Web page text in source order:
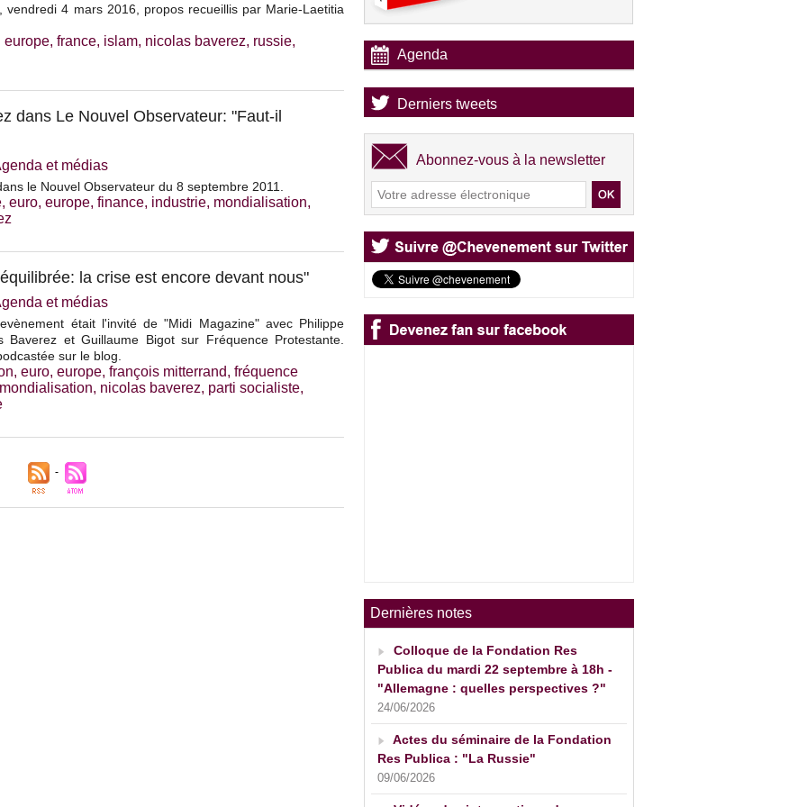
vendredi 4 mars 2016, propos recueillis par Marie-Laetitia
europe, france, islam, nicolas baverez, russie,
dans Le Nouvel Observateur: "Faut-il
et médias
le Nouvel Observateur du 8 septembre 2011.
, euro, europe, finance, industrie, mondialisation,
la crise est encore devant nous"
et médias
était l'invité de "Midi Magazine" avec Philippe
Baverez et Guillaume Bigot sur Fréquence Protestante.
sur le blog.
, euro, europe, françois mitterrand, fréquence
mondialisation, nicolas baverez, parti socialiste,
Agenda
Derniers tweets
Abonnez-vous à la newsletter
Dernières notes
Colloque de la Fondation Res
Publica du mardi 22 septembre à 18h -
"Allemagne : quelles perspectives ?"
24/06/2026
Actes du séminaire de la Fondation
Res Publica : "La Russie"
09/06/2026